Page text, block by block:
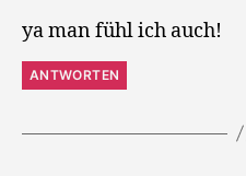
ya man fühl ich auch!
ANTWORTEN